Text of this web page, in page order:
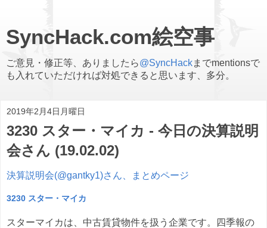
SyncHack.com絵空事
ご意見・修正等、ありましたら@SyncHackまでmentionsで
も入れていただければ対処できると思います、多分。
2019年2月4日月曜日
3230 スター・マイカ - 今日の決算説明
会さん (19.02.02)
決算説明会(@gantky1)さん、まとめページ
3230 スター・マイカ
スターマイカは、中古賃貸物件を扱う企業です。四季報の